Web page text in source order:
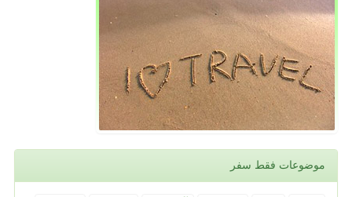
موضوعات فقط سفر